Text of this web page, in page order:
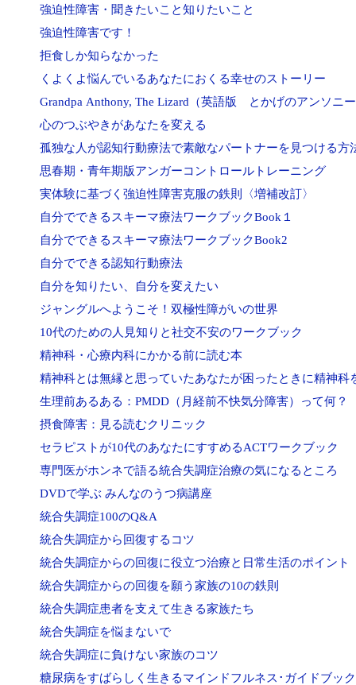
強迫性障害・聞きたいこと知りたいこと
強迫性障害です！
拒食しか知らなかった
くよくよ悩んでいるあなたにおくる幸せのストーリー
Grandpa Anthony, The Lizard（英語版 とかげのアンソニ
心のつぶやきがあなたを変える
孤独な人が認知行動療法で素敵なパートナーを見つける方
思春期・青年期版アンガーコントロールトレーニング
実体験に基づく強迫性障害克服の鉄則〈増補改訂〉
自分でできるスキーマ療法ワークブックBook１
自分でできるスキーマ療法ワークブックBook2
自分でできる認知行動療法
自分を知りたい、自分を変えたい
ジャングルへようこそ！双極性障がいの世界
10代のための人見知りと社交不安のワークブック
精神科・心療内科にかかる前に読む本
精神科とは無縁と思っていたあなたが困ったときに精神科
生理前あるある：PMDD（月経前不快気分障害）って何？
摂食障害：見る読むクリニック
セラピストが10代のあなたにすすめるACTワークブック
専門医がホンネで語る統合失調症治療の気になるところ
DVDで学ぶ みんなのうつ病講座
統合失調症100のQ&A
統合失調症から回復するコツ
統合失調症からの回復に役立つ治療と日常生活のポイント
統合失調症からの回復を願う家族の10の鉄則
統合失調症患者を支えて生きる家族たち
統合失調症を悩まないで
統合失調症に負けない家族のコツ
糖尿病をすばらしく生きるマインドフルネス･ガイドブック